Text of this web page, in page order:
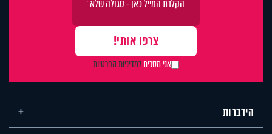
אני מסכיםלמדיניות הפרטיות
הידברות